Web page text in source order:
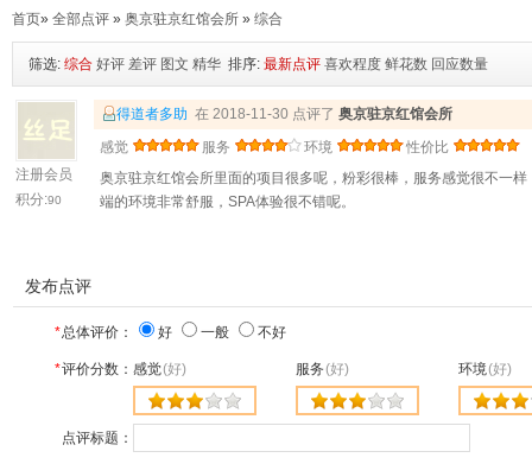
首页» 全部点评 » 奥京驻京红馆会所 » 综合
筛选: 综合 好评 差评 图文 精华 排序: 最新点评 喜欢程度 鲜花数 回应数量
注册会员
积分:90
得道者多助 在 2018-11-30 点评了 奥京驻京红馆会所
感觉
服务 环境
性价比
奥京驻京红馆会所里面的项目很多呢，粉彩很棒，服务感觉很不一
端的环境非常舒服，SPA体验很不错呢。
发布点评
*总体评价： 好 一般 不好
*评价分数： 感觉(好) 服务(好) 环境(好)
点评标题：